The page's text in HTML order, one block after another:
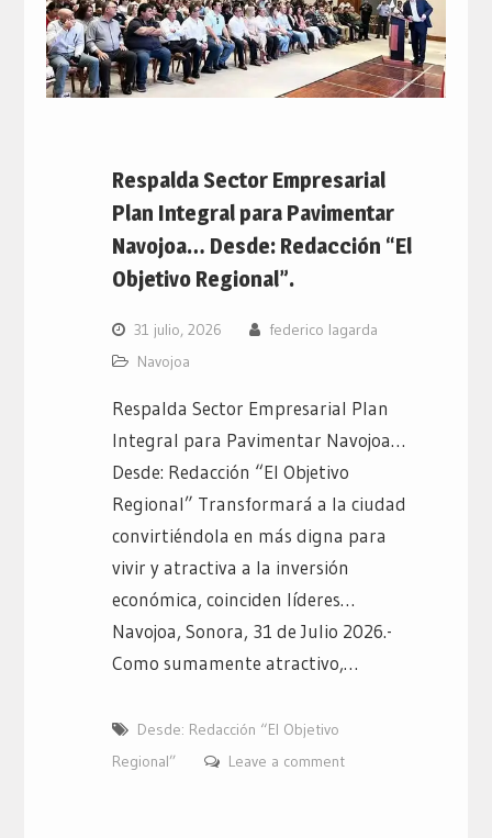
Respalda Sector Empresarial
Plan Integral para Pavimentar
Navojoa… Desde: Redacción “El
Objetivo Regional”.
31 julio, 2026
federico lagarda
Navojoa
Respalda Sector Empresarial Plan
Integral para Pavimentar Navojoa…
Desde: Redacción “El Objetivo
Regional” Transformará a la ciudad
convirtiéndola en más digna para
vivir y atractiva a la inversión
económica, coinciden líderes…
Navojoa, Sonora, 31 de Julio 2026.-
Como sumamente atractivo,…
Desde: Redacción “El Objetivo
Regional”
Leave a comment